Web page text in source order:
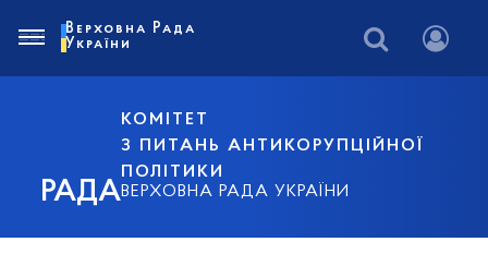
РАДА
КОМІТЕТ
З ПИТАНЬ АНТИКОРУПЦІЙНОЇ
ПОЛІТИКИ
ВЕРХОВНА РАДА УКРАЇНИ
Верховна Рада
України